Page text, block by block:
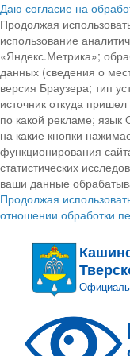
Даю согласие на
Продолжая
использование
«Яндекс.Метрика»;
данных (сведения о
версия Браузера; тип
источник откуда
по какой рекламе; язык
на какие кнопки
функционирования
статистических
ваши данные
Продолжая
отношении обработки